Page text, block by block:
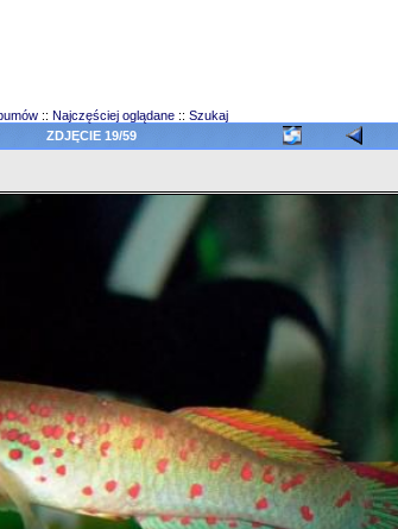
:: Najczęściej oglądane:: Szukaj
ZDJĘCIE 19/59